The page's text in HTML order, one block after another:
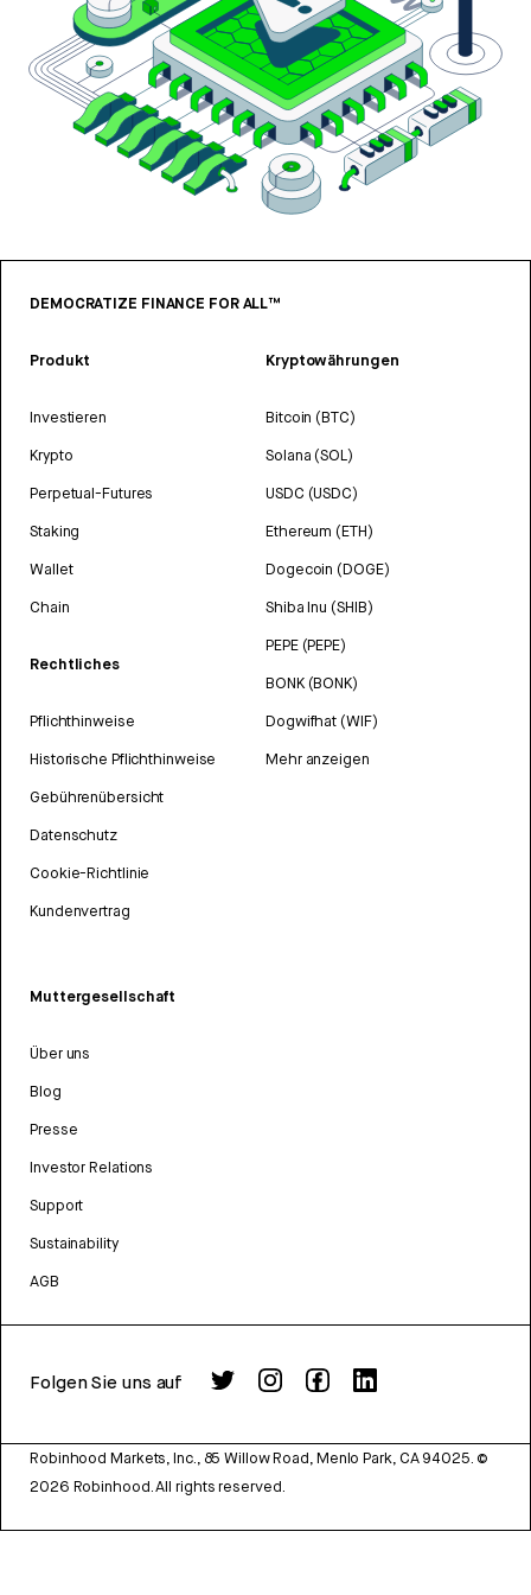
DEMOCRATIZE FINANCE FOR ALL™
Produkt
Investieren
Krypto
Perpetual-Futures
Staking
Wallet
Chain
Rechtliches
Pflichthinweise
Historische Pflichthinweise
Gebührenübersicht
Datenschutz
Cookie-Richtlinie
Kundenvertrag
Kryptowährungen
Bitcoin (BTC)
Solana (SOL)
USDC (USDC)
Ethereum (ETH)
Dogecoin (DOGE)
Shiba Inu (SHIB)
PEPE (PEPE)
BONK (BONK)
Dogwifhat (WIF)
Mehr anzeigen
Muttergesellschaft
Über uns
Blog
Presse
Investor Relations
Support
Sustainability
AGB
Folgen Sie uns auf
Robinhood Markets, Inc., 85 Willow Road, Menlo Park, CA 94025. ©
2026 Robinhood. All rights reserved.